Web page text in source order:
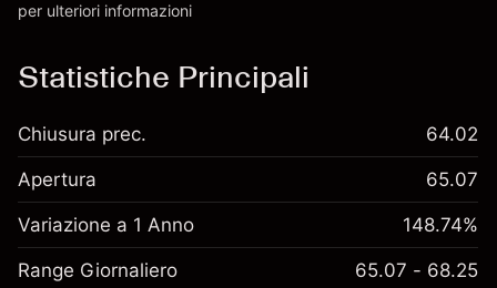
per ulteriori informazioni
Statistiche Principali
Chiusura prec. 64.02
Apertura 65.07
Variazione a 1 Anno 148.74%
Range Giornaliero 65.07 - 68.25